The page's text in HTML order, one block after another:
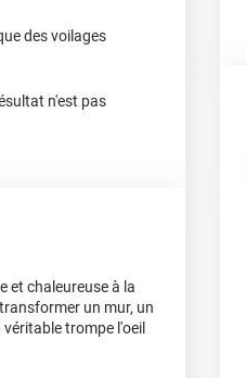
des voilages
n'est pas
et chaleureuse à la
un mur, un
trompe l'oeil